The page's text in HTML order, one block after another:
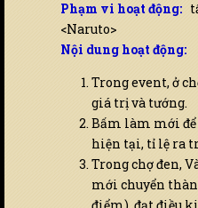
Phạm vi hoạt động:
<Naruto>
Nội dung hoạt động:
Trong event, ở
giá trị và tướng.
Bấm làm mới
hiện tại, tỉ lệ ra
Trong chợ đen,
mới chuyển
điểm), đạt điều